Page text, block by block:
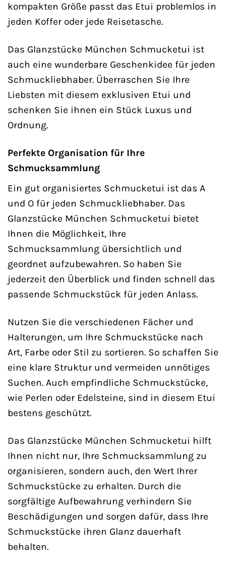
kompakten Größe passt das Etui problemlos in
jeden Koffer oder jede Reisetasche.
Das Glanzstücke München Schmucketui ist
auch eine wunderbare Geschenkidee für jeden
Schmuckliebhaber. Überraschen Sie Ihre
Liebsten mit diesem exklusiven Etui und
schenken Sie ihnen ein Stück Luxus und
Ordnung.
Perfekte Organisation für Ihre
Schmucksammlung
Ein gut organisiertes Schmucketui ist das A
und O für jeden Schmuckliebhaber. Das
Glanzstücke München Schmucketui bietet
Ihnen die Möglichkeit, Ihre
Schmucksammlung übersichtlich und
geordnet aufzubewahren. So haben Sie
jederzeit den Überblick und finden schnell das
passende Schmuckstück für jeden Anlass.
Nutzen Sie die verschiedenen Fächer und
Halterungen, um Ihre Schmuckstücke nach
Art, Farbe oder Stil zu sortieren. So schaffen Sie
eine klare Struktur und vermeiden unnötiges
Suchen. Auch empfindliche Schmuckstücke,
wie Perlen oder Edelsteine, sind in diesem Etui
bestens geschützt.
Das Glanzstücke München Schmucketui hilft
Ihnen nicht nur, Ihre Schmucksammlung zu
organisieren, sondern auch, den Wert Ihrer
Schmuckstücke zu erhalten. Durch die
sorgfältige Aufbewahrung verhindern Sie
Beschädigungen und sorgen dafür, dass Ihre
Schmuckstücke ihren Glanz dauerhaft
behalten.